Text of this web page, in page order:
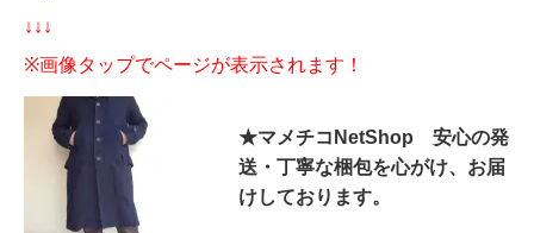
↓↓↓
※画像タップでページが表示されます！
★マメチコNetShop 安心の発
送・丁寧な梱包を心がけ、お届
けしております。